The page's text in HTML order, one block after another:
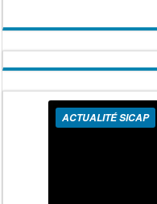
ACTUALITÉ SICAP